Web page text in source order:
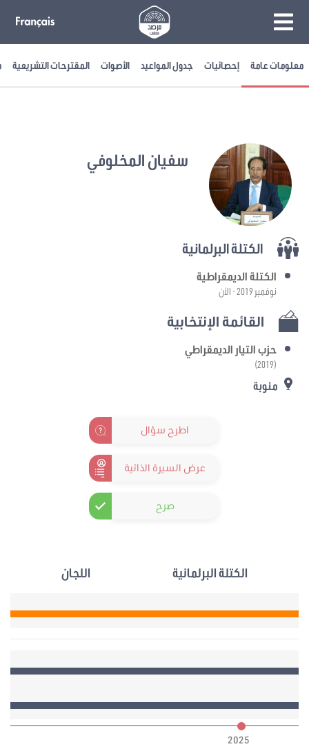
معلومات عامة إحصائيات جدول المواعيد الأصوات المقترحات التشريعية
سفيان المخلوفي
الكتلة البرلمانية
الكتلة الديمقراطية
نوفمبر 2019 - الآن
القائمة الإنتخابية
حزب التيار الديمقراطي
(2019)
منوبة
اطرح سؤال
عرض السيرة الذاتية
صرح
الكتلة البرلمانية اللجان
2025